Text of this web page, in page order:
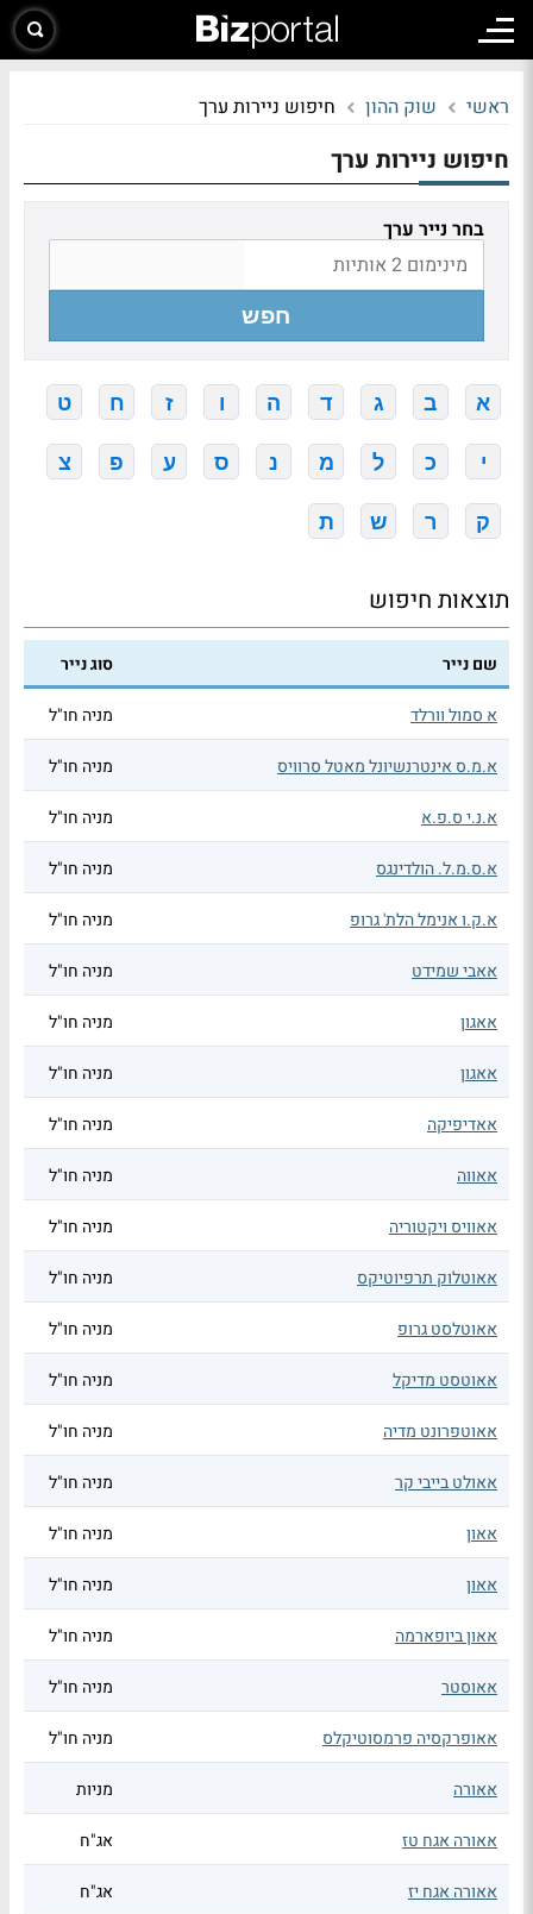
ראשי שוק ההון חיפוש ניירות ערך
חיפוש ניירות ערך
בחר נייר ערך
חפש
א ב ג ד ה ו ז ח ט
י כ ל מ נ ס ע פ צ
ק ר ש ת
תוצאות חיפוש
שם נייר סוג נייר
א סמול וורלד מניה חו"ל
א.מ.ס אינטרנשיונל מאטל סרוויס מניה חו"ל
א.נ.י ס.פ.א מניה חו"ל
א.ס.מ.ל. הולדינגס מניה חו"ל
א.ק.ו אנימל הלת' גרופ מניה חו"ל
אאבי שמידט מניה חו"ל
אאגון מניה חו"ל
אאגון מניה חו"ל
אאדיפיקה מניה חו"ל
אאווה מניה חו"ל
אאוויס ויקטוריה מניה חו"ל
אאוטלוק תרפיוטיקס מניה חו"ל
אאוטלסט גרופ מניה חו"ל
אאוטסט מדיקל מניה חו"ל
אאוטפרונט מדיה מניה חו"ל
אאולט בייבי קר מניה חו"ל
אאון מניה חו"ל
אאון מניה חו"ל
אאון ביופארמה מניה חו"ל
אאוסטר מניה חו"ל
אאופרקסיה פרמסוטיקלס מניה חו"ל
אאורה מניות
אאורה אגח טז אג"ח
אאורה אגח יז אג"ח